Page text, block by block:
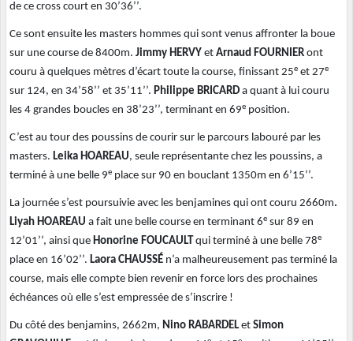
de ce cross court en 30’36’’.
Ce sont ensuite les masters hommes qui sont venus affronter la boue
sur une course de 8400m. Jimmy HERVY et Arnaud FOURNIER ont
couru à quelques mètres d’écart toute la course, finissant 25e et 27e
sur 124, en 34’58’’ et 35’11’’. Philippe BRICARD a quant à lui couru
les 4 grandes boucles en 38’23’’, terminant en 69e position.
C’est au tour des poussins de courir sur le parcours labouré par les
masters. Leika HOAREAU, seule représentante chez les poussins, a
terminé à une belle 9e place sur 90 en bouclant 1350m en 6’15’’.
La journée s’est poursuivie avec les benjamines qui ont couru 2660m.
Liyah HOAREAU a fait une belle course en terminant 6e sur 89 en
12’01’’, ainsi que Honorine FOUCAULT qui terminé à une belle 78e
place en 16’02’’. Laora CHAUSSÉ n’a malheureusement pas terminé la
course, mais elle compte bien revenir en force lors des prochaines
échéances où elle s’est empressée de s’inscrire !
Du côté des benjamins, 2662m, Nino RABARDEL et Simon